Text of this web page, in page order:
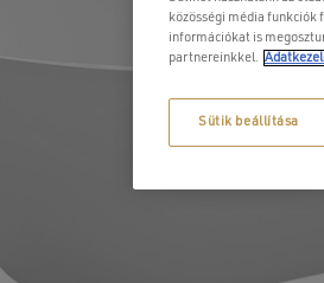
közösségi média funkciók
információkat is
partnereinkkel.
Sütik beállítása